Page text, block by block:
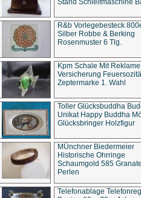
Stand Schleifmaschine
R&b Vorlegebesteck
Silber Robbe & Berking
Rosenmuster 6 Tlg.
Kpm Schale Mit Reklame
Versicherung
Zeptermarke 1. Wahl
Toller Glücksbuddha
Unikat Happy Buddha
Glücksbringer Holzfigur
MÜnchner Biedermeier
Historische Ohrringe
Schaumgold 585
Perlen
Telefonablage